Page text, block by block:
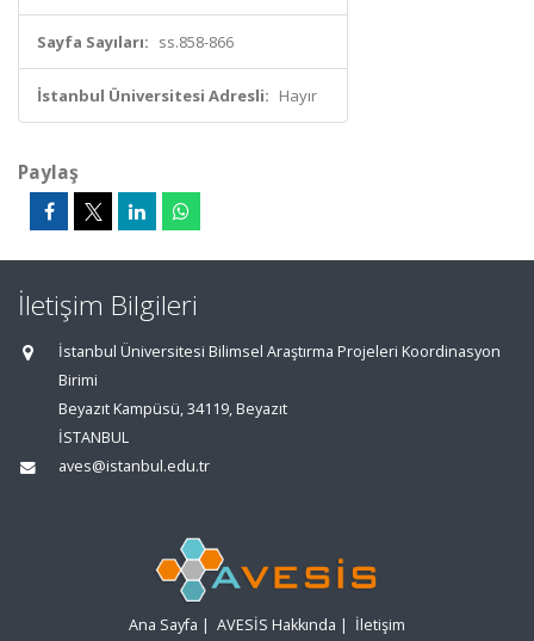
Sayfa Sayıları: ss.858-866
İstanbul Üniversitesi Adresli: Hayır
Paylaş
İletişim Bilgileri
İstanbul Üniversitesi Bilimsel Araştırma Projeleri Koordinasyon
Birimi
Beyazıt Kampüsü, 34119, Beyazıt
İSTANBUL
aves@istanbul.edu.tr
Ana Sayfa | AVESİS Hakkında | İletişim